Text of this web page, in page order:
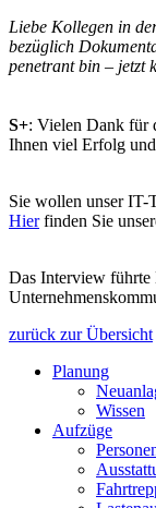
Liebe Kollegen in
bezüglich
penetrant bin – jetzt
S+: Vielen Dank für
Ihnen viel Erfolg
Sie wollen unser IT-
Hierfinden Sie
Das Interview führte
zurück zur Übersicht
Planung
Wissen
Aufzüge